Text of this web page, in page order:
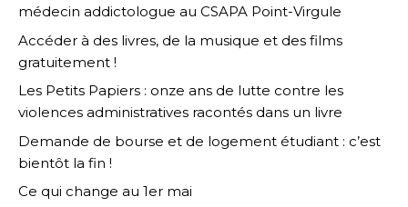
médecin addictologue au CSAPA Point-Virgule
Accéder à des livres, de la musique et des films
gratuitement !
Les Petits Papiers : onze ans de lutte contre les
violences administratives racontés dans un livre
Demande de bourse et de logement étudiant : c’est
bientôt la fin !
Ce qui change au 1er mai